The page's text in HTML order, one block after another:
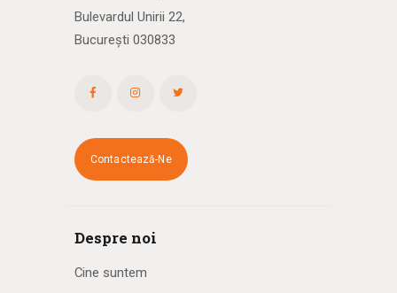
Bulevardul Unirii 22,
București 030833
Contactează-Ne
Despre noi
Cine suntem